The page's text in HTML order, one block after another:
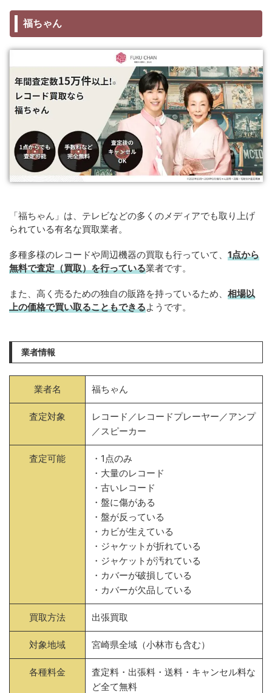
福ちゃん
「福ちゃん」は、テレビなどの多くのメディアでも取り上げ
られている有名な買取業者。
多種多様のレコードや周辺機器の買取も行っていて、 1点から
無料で査定（買取）を行っている業者です。
また、高く売るための独自の販路を持っているため、 相場以
上の価格で買い取ることもできるようです。
業者情報
業者名 福ちゃん
査定対象
レコード／レコードプレーヤー／アンプ
／スピーカー
査定可能
・1点のみ
・大量のレコード
・古いレコード
・盤に傷がある
・盤が反っている
・カビが生えている
・ジャケットが折れている
・ジャケットが汚れている
・カバーが破損している
・カバーが欠品している
買取方法 出張買取
対象地域 宮崎県全域（小林市も含む）
各種料金
査定料・出張料・送料・キャンセル料な
ど全て無料